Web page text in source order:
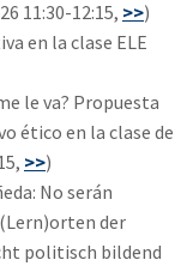
11:30-12:15, >>)
en la clase ELE
le va? Propuesta
ético en la clase de
>>)
No serán
der
politisch bildend